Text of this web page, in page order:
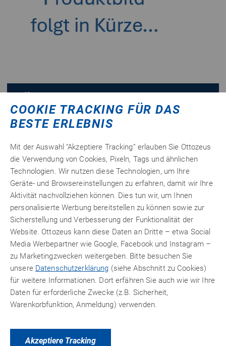
SikaLastomer®-514
Der Butyldichtstoff lässt sich ohne Aktivator oder Primer
direkt auf gereinigte Oberflächen auftragen, ist UV-stabil
Material kann nach kurzer Zeit einfach abgetupft werden.
Der witterungsbeständige Dichtstoff eignet sich ideal für
Abdichtarbeiten an Wohnwagen und Reisemobilen, z. B. an
Dachhauben, Serviceklappen, Fensterrahmen sowie
geschraubten oder geklemmten Rahmen.
15,11€ netto
17,98 €inkl. 19% MwSt.
zzgl. Versandkosten
Zum Produkt
COOKIE TRACKING FÜR DAS
BESTE ERLEBNIS
Mit der Auswahl “Akzeptiere Tracking” erlauben Sie Ottozeus
die Verwendung von Cookies, Pixeln, Tags und ähnlichen
Technologien. Wir nutzen diese Technologien, um Ihre
Geräte- und Browsereinstellungen zu erfahren, damit wir Ihre
Aktivität nachvollziehen können. Dies tun wir, um Ihnen
personalisierte Werbung bereitstellen zu können sowie zur
Sicherstellung und Verbesserung der Funktionalität der
Website. Ottozeus kann diese Daten an Dritte – etwa Social
Media Werbepartner wie Google, Facebook und Instagram –
zu Marketingzwecken weitergeben. Bitte besuchen Sie
unsere Datenschutzerklärung (siehe Abschnitt zu Cookies)
für weitere Informationen. Dort erfähren Sie auch wie wir Ihre
Daten für erforderliche Zwecke (z.B. Sicherheit,
Warenkorbfunktion, Anmeldung) verwenden.
Akzeptiere Tracking